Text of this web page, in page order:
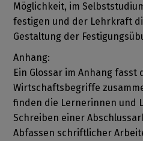
Möglichkeit, im
festigen und der Lehrkraft
Gestaltung der
Anhang:
Ein Glossar im Anhang
Wirtschaftsbegriffe
finden die Lernerinnen und
Schreiben einer
Abfassen schriftlicher